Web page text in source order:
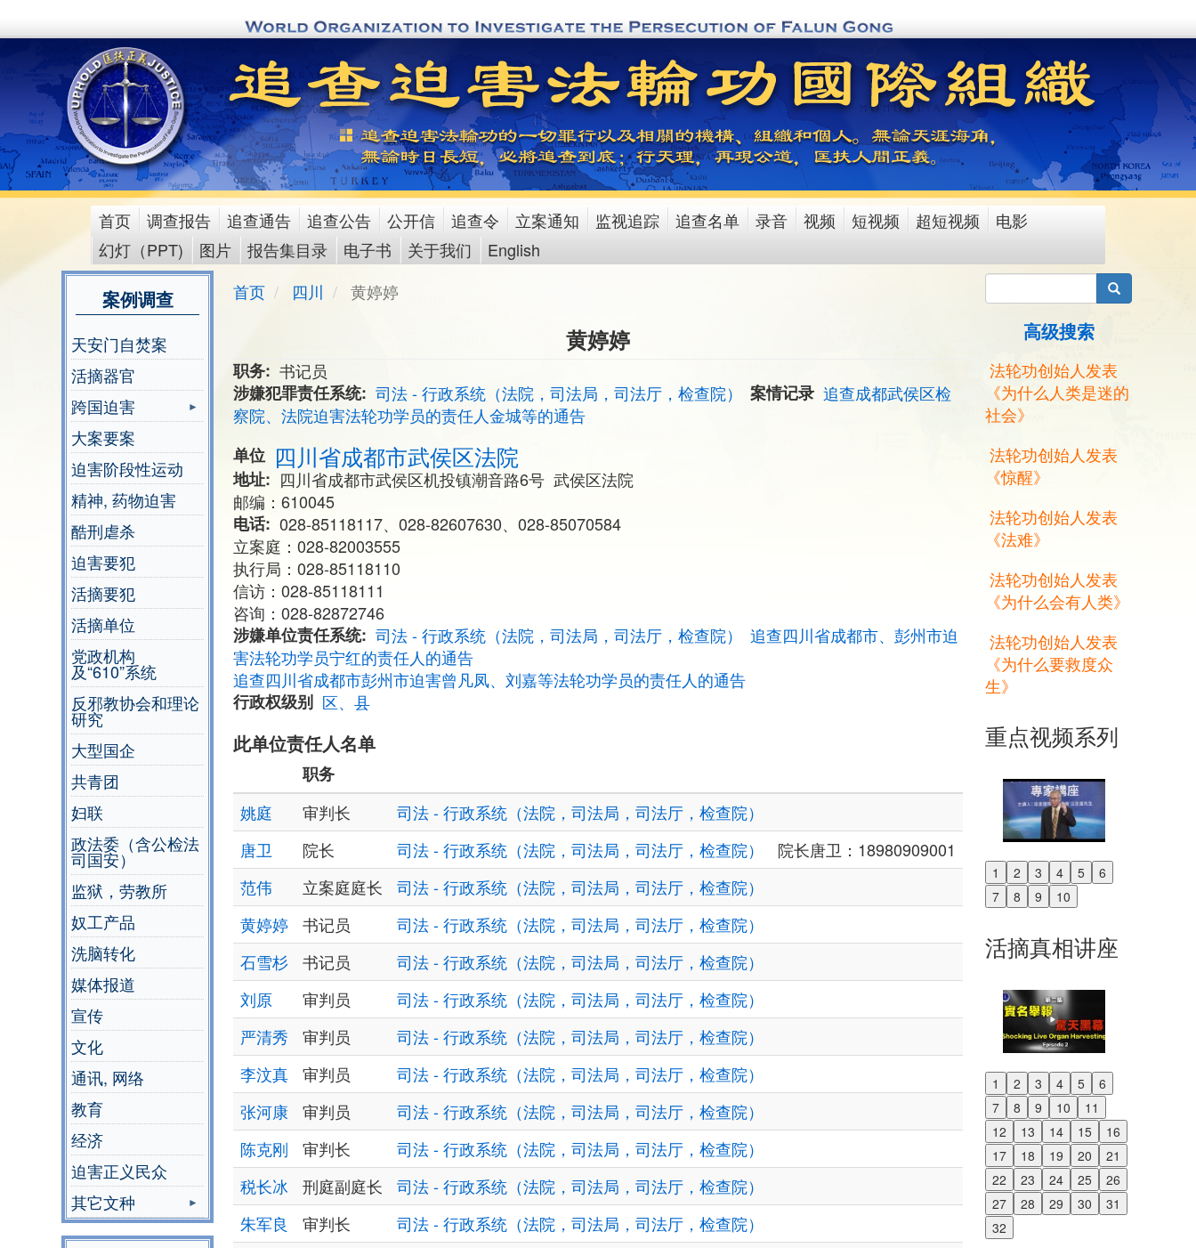
to
content
main
menu
首页 调查报告 追查通告 追查公告 公开信 追查令 立案通知 监视追踪 追查名单 录音 视频 短视频 超短视频
电影
幻灯（PPT)
图片 报告集目录 电子书 关于我们 English
案例调查
天安门自焚案
活摘器官
跨国迫害
大案要案
迫害阶段性运动
精神, 药物迫害
酷刑虐杀
迫害要犯
活摘要犯
活摘单位
党政机构
及“610”系统
反邪教协会和理论
研究
大型国企
共青团
妇联
政法委（含公检法
司国安）
监狱，劳教所
奴工产品
洗脑转化
媒体报道
宣传
文化
通讯, 网络
教育
经济
迫害正义民众
其它文种
首页 四川 黄婷婷
黄婷婷
职务
书记员
涉嫌犯罪责任系统
司法 - 行政系统（法院，司法局，司法厅，检查院） 案情记录 追查成都武侯区检
察院、法院迫害法轮功学员的责任人金城等的通告
单位 四川省成都市武侯区法院
地址
四川省成都市武侯区机投镇潮音路6号 武侯区法院
邮编：610045
电话
028-85118117、028-82607630、028-85070584
立案庭：028-82003555
执行局：028-85118110
信访：028-85118111
咨询：028-82872746
涉嫌单位责任系统
司法 - 行政系统（法院，司法局，司法厅，检查院）
追查四川省成都市、彭州市迫
害法轮功学员宁红的责任人的通告
追查四川省成都市彭州市迫害曾凡凤、刘嘉等法轮功学员的责任人的通告
行政权级别 区、县
此单位责任人名单
职务
姚庭
审判长
司法 - 行政系统（法院，司法局，司法厅，检查院）
唐卫
院长 司法 - 行政系统（法院，司法局，司法厅，检查院）
院长唐卫：18980909001
范伟
立案庭庭长
司法 - 行政系统（法院，司法局，司法厅，检查院）
黄婷婷
书记员
司法 - 行政系统（法院，司法局，司法厅，检查院）
石雪杉
书记员
司法 - 行政系统（法院，司法局，司法厅，检查院）
刘原
审判员
司法 - 行政系统（法院，司法局，司法厅，检查院）
严清秀
审判员
司法 - 行政系统（法院，司法局，司法厅，检查院）
李汶真
审判员
司法 - 行政系统（法院，司法局，司法厅，检查院）
张河康
审判员
司法 - 行政系统（法院，司法局，司法厅，检查院）
陈克刚
审判长
司法 - 行政系统（法院，司法局，司法厅，检查院）
税长冰
刑庭副庭长
司法 - 行政系统（法院，司法局，司法厅，检查院）
朱军良
审判长
司法 - 行政系统（法院，司法局，司法厅，检查院）
搜索
高级搜索
法轮功创始人发表
《为什么人类是迷的
社会》
法轮功创始人发表
《惊醒》
法轮功创始人发表
《法难》
法轮功创始人发表
《为什么会有人类》
法轮功创始人发表
《为什么要救度众
生》
重点视频系列
1 2 3 4 5
6
7
8 9 10
Previous
Next
活摘真相讲座
1 2 3 4 5
6
7
8 9 10
11
12
13 14 15
16
17
18 19 20
21
22
23 24 25
26
27
28 29 30
31
32
Previous
Next